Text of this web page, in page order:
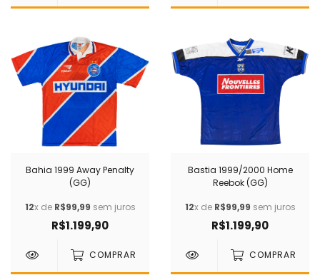
Bahia 1999 Away Penalty
(GG)
12x de R$99,99 sem juros
R$1.199,90
COMPRAR
Bastia 1999/2000 Home
Reebok (GG)
12x de R$99,99 sem juros
R$1.199,90
COMPRAR